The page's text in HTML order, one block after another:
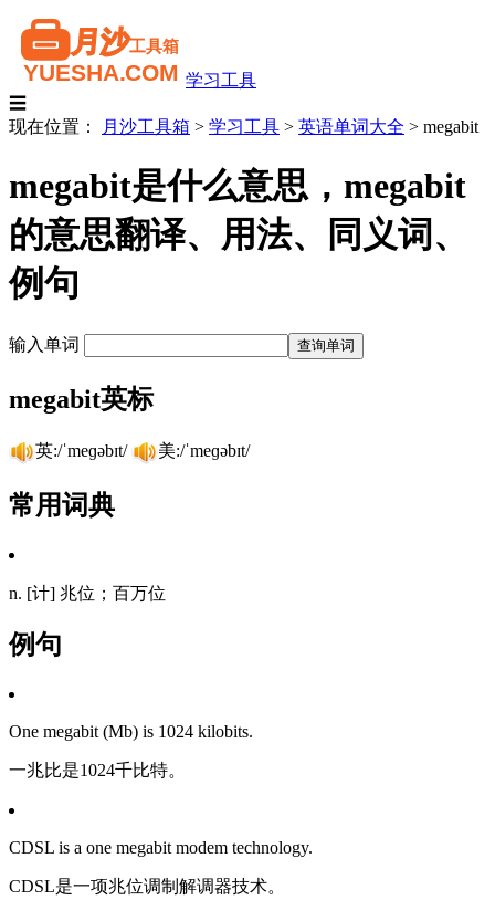
学习工具
☰
现在位置：
月沙工具箱 > 学习工具 > 英语单词大全 > megabit
megabit是什么意思，megabit
的意思翻译、用法、同义词、
例句
输入单词
megabit英标
英:/ˈmeɡəbɪt/ 美:/ˈmeɡəbɪt/
常用词典
n. [计] 兆位；百万位
例句
One megabit (Mb) is 1024 kilobits.
一兆比是1024千比特。
CDSL is a one megabit modem technology.
CDSL是一项兆位调制解调器技术。